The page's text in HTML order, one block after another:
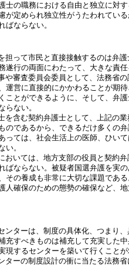
士の職務における自由と独立に対
が定められ独立性がうたわれてい
ばならない。
担って市民と直接接触するのは弁
遂行の両面にわたって、大きな責任
や審査委員会委員として、法務省
運営に直接的にかかわることが期
ことができるように、そして、弁
らない。
を含む契約弁護士として、上記の
のであるから、できるだけ多くの
っては、社会生活上の医師、ひい
い。
おいては、地方支部の役員と契約
ばならない。被疑者国選弁護を実
その養成も非常に大切な課題であ
人確保のための態勢の確保など、
ンターは、制度の具体化、つまり
充すべきものは補充して充実した
現するセンターを築いて行くことが
ターの制度設計の衝に当たる法務